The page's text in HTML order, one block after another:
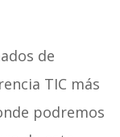
de
TIC más
podremos